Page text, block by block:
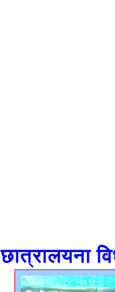
छात्रालयना